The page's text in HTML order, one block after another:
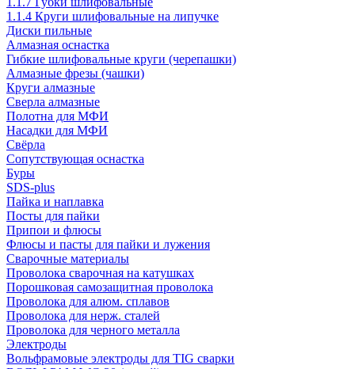
1.1.4 Круги шлифовальные на липучке
Диски пильные
Алмазная оснастка
Гибкие шлифовальные круги (черепашки)
Алмазные фрезы (чашки)
Круги алмазные
Сверла алмазные
Полотна для МФИ
Насадки для МФИ
Свёрла
Сопутствующая оснастка
Буры
SDS-plus
Пайка и наплавка
Посты для пайки
Припои и флюсы
Флюсы и пасты для пайки и лужения
Сварочные материалы
Проволока сварочная на катушках
Порошковая самозащитная проволока
Проволока для алюм. сплавов
Проволока для нерж. сталей
Проволока для черного металла
Электроды
Вольфрамовые электроды для TIG сварки